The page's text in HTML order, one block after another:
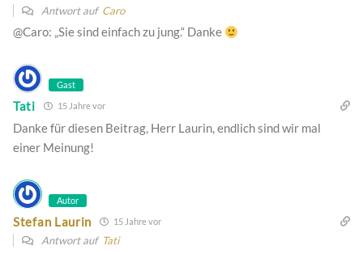
Antwort auf Caro
@Caro: „Sie sind einfach zu jung.“ Danke
Gast
Tati 15 Jahre vor
Danke für diesen Beitrag, Herr Laurin, endlich sind wir mal
einer Meinung!
Autor
Stefan Laurin 15 Jahre vor
Antwort auf Tati